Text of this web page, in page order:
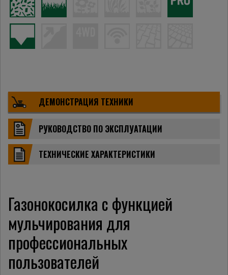
ДЕМОНСТРАЦИЯ ТЕХНИКИ
РУКОВОДСТВО ПО ЭКСПЛУАТАЦИИ
ТЕХНИЧЕСКИЕ ХАРАКТЕРИСТИКИ
Газонокосилка с функцией
мульчирования для
профессиональных
пользователей